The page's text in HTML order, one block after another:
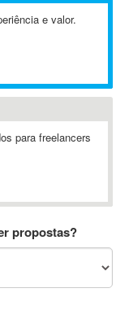
e valor.
para freelancers
propostas?